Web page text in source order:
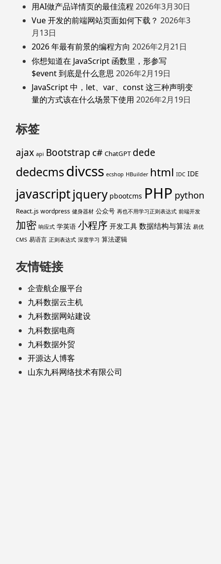
用AI做产品详情页的最佳流程 2026年3月30日
Vue 开发的前端网站页面如何下载？ 2026年3
月13日
2026 年最有前景的编程方向 2026年2月21日
你想知道在 JavaScript 函数里，形参写
$event 到底是什么意思 2026年2月19日
JavaScript 中，let、var、const 这三种声明变
量的方式该在什么场景下使用 2026年2月19日
标签
ajax api Bootstrap c# ChatGPT dede
dedecmsdivcss ecshop HBuilder html IDC IDE
javascriptjquery pbootcms PHP python
React.js wordpress 健身器材 公众号 再也不用学习正则表达式 前端开发
加密 响应式 学英语 小程序 开发工具 数据结构与算法 易优
CMS 易语言 正则表达式 深度学习 算法逻辑
友情链接
企壹航企服平台
九科数据云主机
九科数据网站建设
九科数据电商
九科数据外贸
开源达人博客
山东九科网络技术有限公司